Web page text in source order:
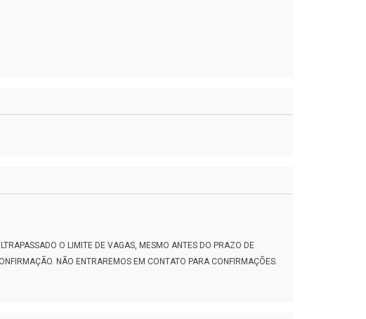
O LIMITE DE VAGAS, MESMO ANTES DO PRAZO DE
NÃO ENTRAREMOS EM CONTATO PARA CONFIRMAÇÕES.